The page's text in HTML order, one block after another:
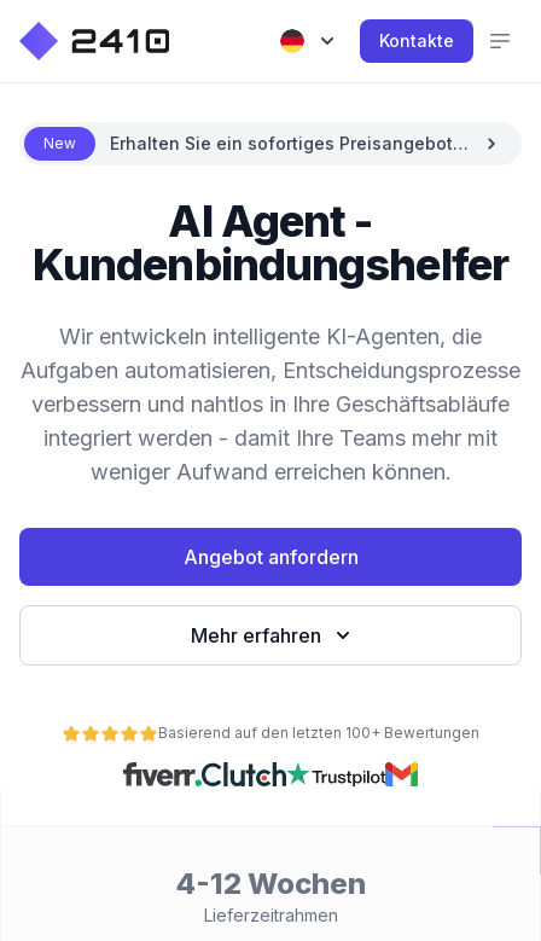
Kontakte
New
Erhalten Sie ein sofortiges Preisangebot
AI Agent -
Kundenbindungshelfer
Wir entwickeln intelligente KI-Agenten, die
Aufgaben automatisieren, Entscheidungsprozesse
verbessern und nahtlos in Ihre Geschäftsabläufe
integriert werden - damit Ihre Teams mehr mit
weniger Aufwand erreichen können.
Angebot anfordern
Mehr erfahren
Basierend auf den letzten 100+ Bewertungen
4-12 Wochen
Lieferzeitrahmen